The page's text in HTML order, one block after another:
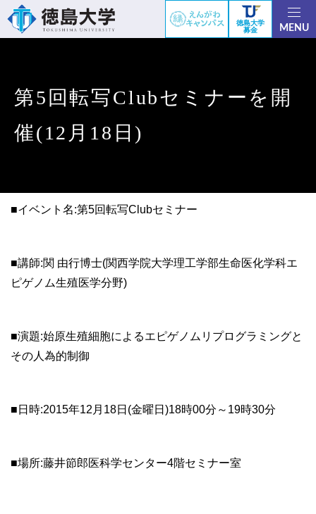
徳島大学
募金
MENU
第5回転写Clubセミナーを開
催(12月18日)
■イベント名:第5回転写Clubセミナー
■講師:関 由行博士(関西学院大学理工学部生命医化学科エ
ピゲノム生殖医学分野)
■演題:始原生殖細胞によるエピゲノムリプログラミングと
その人為的制御
■日時:2015年12月18日(金曜日)18時00分～19時30分
■場所:藤井節郎医科学センター4階セミナー室